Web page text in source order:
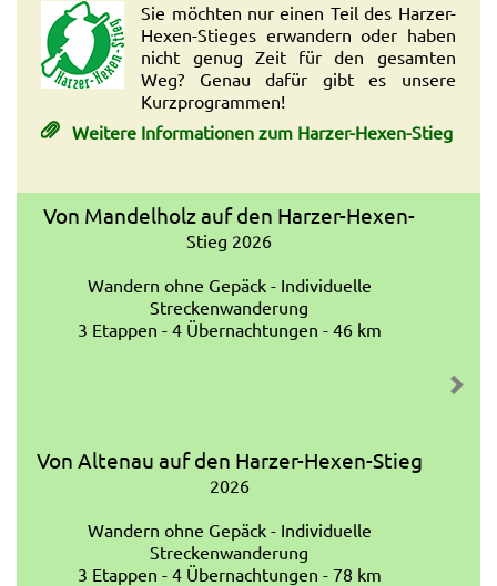
Sie möchten nur einen Teil des Harzer-
Hexen-Stieges erwandern oder haben
nicht genug Zeit für den gesamten
Weg? Genau dafür gibt es unsere
Kurzprogrammen!
Weitere Informationen zum Harzer-Hexen-Stieg
Von Mandelholz auf den Harzer-Hexen-
Stieg 2026
Wandern ohne Gepäck - Individuelle
Streckenwanderung
3 Etappen - 4 Übernachtungen - 46 km
Von Altenau auf den Harzer-Hexen-Stieg
2026
Wandern ohne Gepäck - Individuelle
Streckenwanderung
3 Etappen - 4 Übernachtungen - 78 km